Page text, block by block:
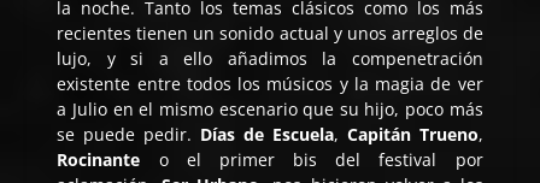
la noche. Tanto los temas clásicos como los más
recientes tienen un sonido actual y unos arreglos de
lujo, y si a ello añadimos la compenetración
existente entre todos los músicos y la magia de ver
a Julio en el mismo escenario que su hijo, poco más
se puede pedir. Días de Escuela, Capitán Trueno,
Rocinante o el primer bis del festival por